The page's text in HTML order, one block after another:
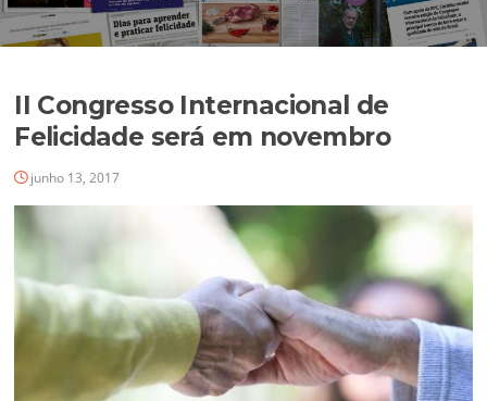
II Congresso Internacional de
Felicidade será em novembro
junho 13, 2017